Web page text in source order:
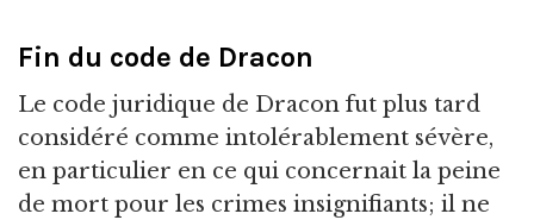
Fin du code de Dracon
Le code juridique de Dracon fut plus tard
considéré comme intolérablement sévère,
en particulier en ce qui concernait la peine
de mort pour les crimes insignifiants; il ne